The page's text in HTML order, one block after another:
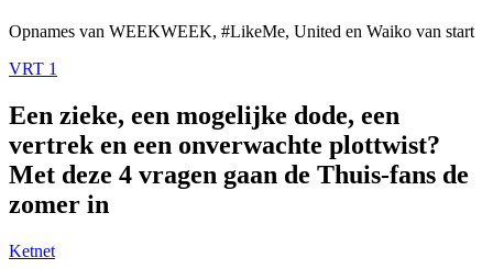
Opnames van WEEKWEEK, #LikeMe, United en Waiko van start
VRT 1
Een zieke, een mogelijke dode, een
vertrek en een onverwachte plottwist?
Met deze 4 vragen gaan de Thuis-fans de
zomer in
Ketnet